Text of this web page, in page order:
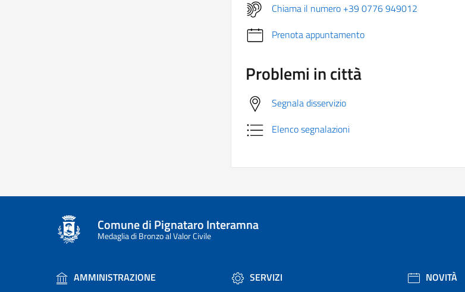
Chiama il numero +39 0776 949012
Prenota appuntamento
Problemi in città
Segnala disservizio
Elenco segnalazioni
Comune di Pignataro Interamna
Medaglia di Bronzo al Valor Civile
AMMINISTRAZIONE
SERVIZI
NOVITÀ